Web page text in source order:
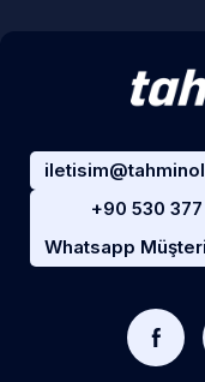
+90 530
Whatsapp